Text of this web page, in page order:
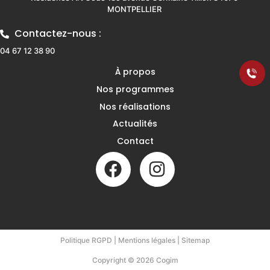
MONTPELLIER
Contactez-nous :
04 67 12 38 90
À propos
Nos programmes
Nos réalisations
Actualités
Contact
Politique RGPD Mentions légales Sitemap
Copyright © 2026 Cogim